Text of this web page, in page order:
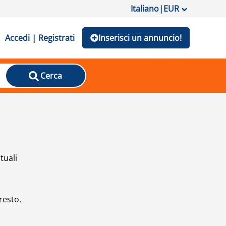
Italiano|EUR
Accedi | Registrati Inserisci un annuncio!
Cerca